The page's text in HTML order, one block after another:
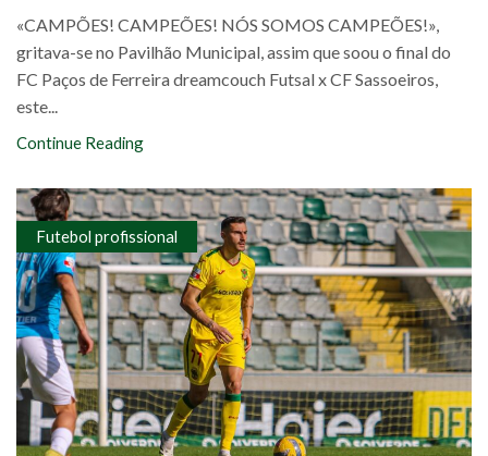
«CAMPÕES! CAMPEÕES! NÓS SOMOS CAMPEÕES!»,
gritava-se no Pavilhão Municipal, assim que soou o final do
FC Paços de Ferreira dreamcouch Futsal x CF Sassoeiros,
este...
Continue Reading
Futebol profissional